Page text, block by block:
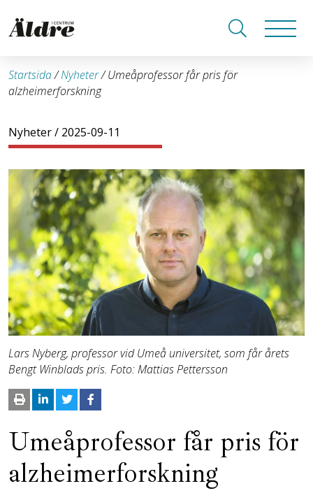
Startsida/Nyheter/Umeåprofessor får pris för
alzheimerforskning
Nyheter/ 2025-09-11
Lars Nyberg, professor vid Umeå universitet, som får årets
Bengt Winblads pris. Foto: Mattias Pettersson
Umeåprofessor får pris för
alzheimerforskning